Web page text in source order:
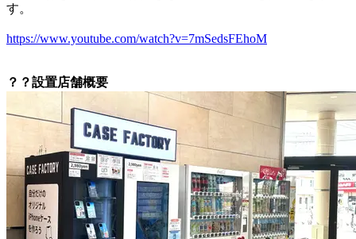
す。
https://www.youtube.com/watch?v=7mSedsFEhoM
？？設置店舗概要